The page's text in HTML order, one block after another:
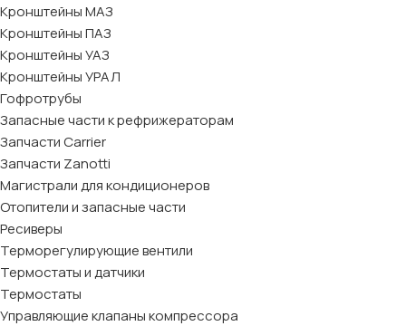
Кронштейны МАЗ
Кронштейны ПАЗ
Кронштейны УАЗ
Кронштейны УРАЛ
Гофротрубы
Запасные части к рефрижераторам
Запчасти Carrier
Запчасти Zanotti
Магистрали для кондиционеров
Отопители и запасные части
Ресиверы
Терморегулирующие вентили
Термостаты и датчики
Термостаты
Управляющие клапаны компрессора